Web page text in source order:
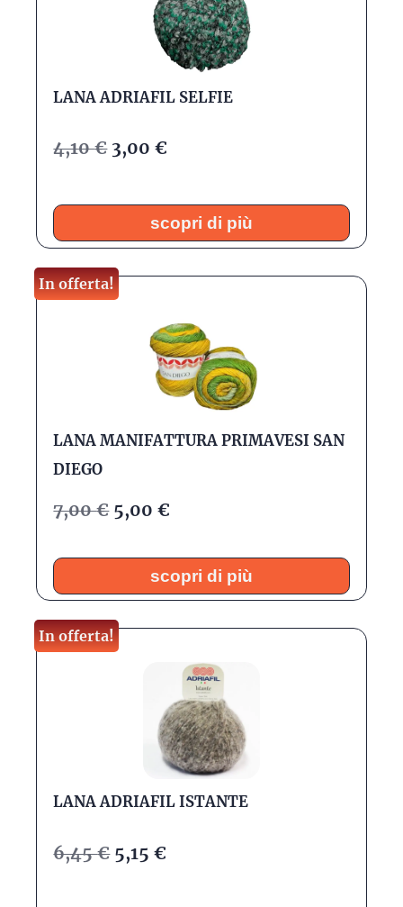
LANA ADRIAFIL SELFIE
4,10€ 3,00€
scopri di più
In offerta!
LANA MANIFATTURA PRIMAVESI SAN
DIEGO
7,00€ 5,00€
scopri di più
In offerta!
LANA ADRIAFIL ISTANTE
6,45€ 5,15€